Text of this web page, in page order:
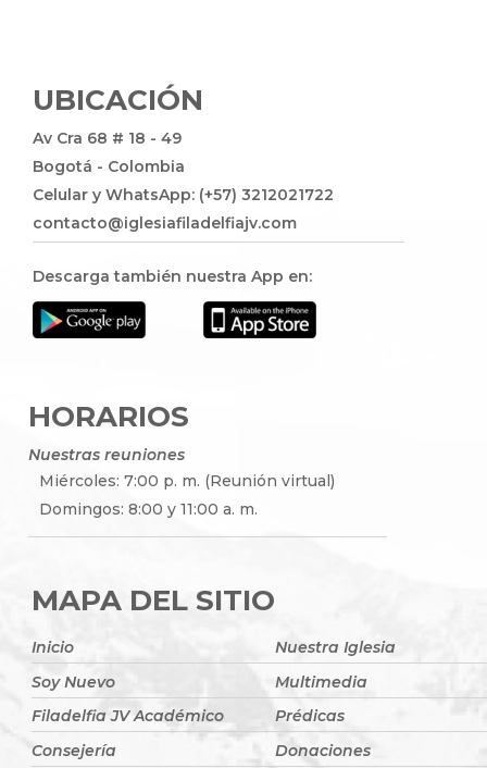
UBICACIÓN
Av Cra 68 # 18 - 49
Bogotá - Colombia
Celular y WhatsApp: (+57) 3212021722
contacto@iglesiafiladelfiajv.com
Descarga también nuestra App en:
HORARIOS
Nuestras reuniones
Miércoles: 7:00 p. m. (Reunión virtual)
Domingos: 8:00 y 11:00 a. m.
MAPA DEL SITIO
Inicio
Nuestra Iglesia
Soy Nuevo
Multimedia
Filadelfia JV Académico
Prédicas
Consejería
Donaciones